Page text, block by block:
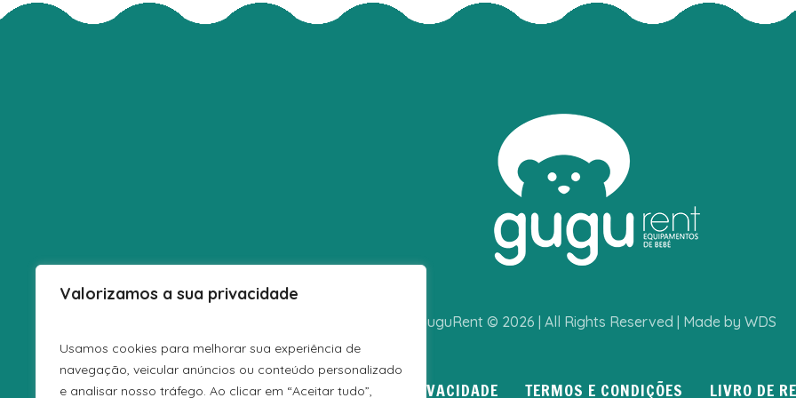
Valorizamos a sua privacidade
Usamos cookies para melhorar sua experiência de
navegação, veicular anúncios ou conteúdo personalizado
e analisar nosso tráfego. Ao clicar em “Aceitar tudo”,
GuguRent © 2026 | All Rights Reserved | Made by WDS
POLÍTICA DE PRIVACIDADE TERMOS E CONDIÇÕES LIVRO DE